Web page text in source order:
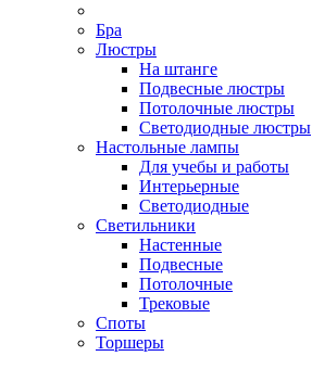
Бра
Люстры
На штанге
Подвесные люстры
Потолочные люстры
Светодиодные люстры
Настольные лампы
Для учебы и работы
Интерьерные
Светодиодные
Светильники
Настенные
Подвесные
Потолочные
Трековые
Споты
Торшеры